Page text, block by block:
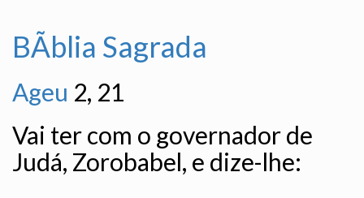
BÃ­blia Sagrada
Ageu 2, 21
Vai ter com o governador de
Judá, Zorobabel, e dize-lhe: